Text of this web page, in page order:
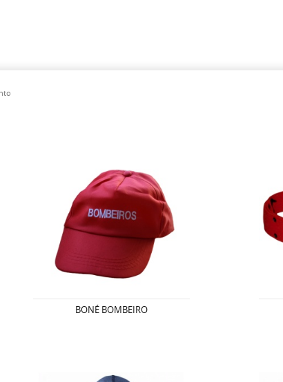
BONÉ BOMBEIRO